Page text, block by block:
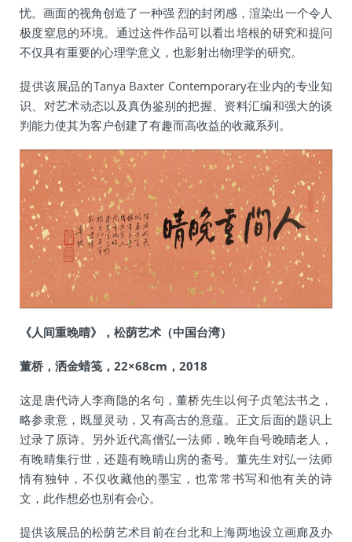
忧。画面的视角创造了一种强 烈的封闭感，渲染出一个令人
极度窒息的环境。通过这件作品可以看出培根的研究和提问
不仅具有重要的心理学意义，也影射出物理学的研究。
提供该展品的Tanya Baxter Contemporary在业内的专业知
识、对艺术动态以及真伪鉴别的把握、资料汇编和强大的谈
判能力使其为客户创建了有趣而高收益的收藏系列。
《人间重晚晴》，松荫艺术（中国台湾）
董桥，洒金蜡笺，22×68cm，2018
这是唐代诗人李商隐的名句，董桥先生以何子贞笔法书之，
略参隶意，既显灵动，又有高古的意蕴。正文后面的题识上
过录了原诗。另外近代高僧弘一法师，晚年自号晚晴老人，
有晚晴集行世，还题有晚晴山房的斋号。董先生对弘一法师
情有独钟，不仅收藏他的墨宝，也常常书写和他有关的诗
文，此作想必也别有会心。
提供该展品的松荫艺术目前在台北和上海两地设立画廊及办